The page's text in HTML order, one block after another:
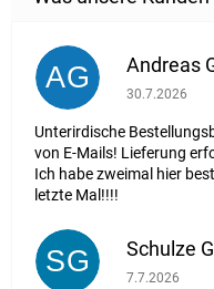
AG Andreas
Die Shop-
30.7.2026
Unterirdische
von E-Mails! Lieferung
Ich habe zweimal hier
letzte Mal!!!!
SG Schulze
Die Shop-
7.7.2026